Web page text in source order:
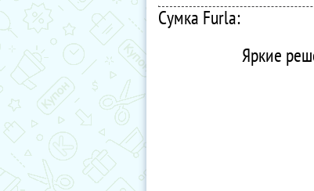
Сумка Furla:
Яркие